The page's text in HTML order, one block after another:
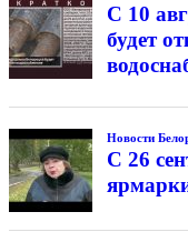
С 10
будет
Новости
С 26